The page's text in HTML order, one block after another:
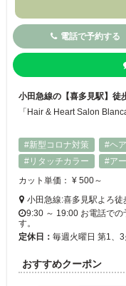
電話で予約する
小田急線の【喜多見駅】
#新型コロナ対策
#ヘ
#リタッチカラー
#ア
カット単価： ¥ 500～
小田急線:喜多見駅よろ徒
9:30 ～ 19:00 お電話で
す。
定休日： 毎週火曜日 第1、
おすすめクーポン